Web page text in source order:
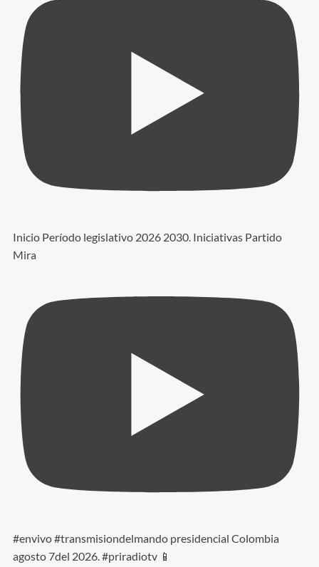
Inicio Período legislativo 2026 2030. Iniciativas Partido
Mira
#envivo #transmisiondelmando presidencial Colombia
agosto 7del 2026. #priradiotv 📱